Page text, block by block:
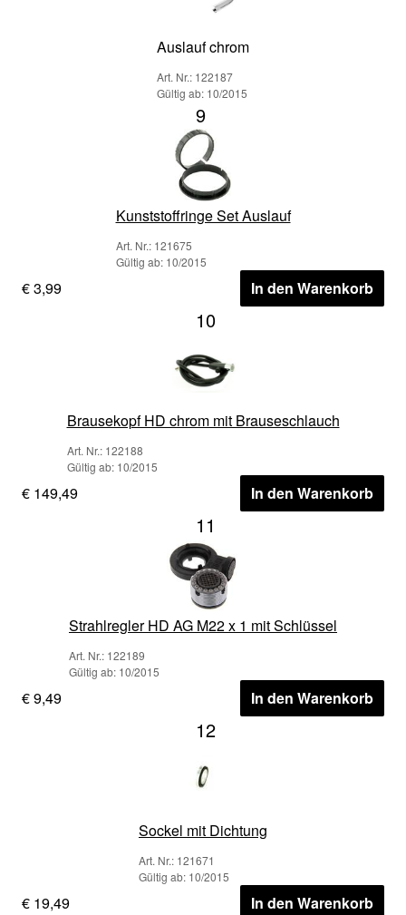
Auslauf chrom
Art. Nr.: 122187
Gültig ab: 10/2015
9
Kunststoffringe Set Auslauf
Art. Nr.: 121675
Gültig ab: 10/2015
€ 3,99 In den Warenkorb
10
Brausekopf HD chrom mit Brauseschlauch
Art. Nr.: 122188
Gültig ab: 10/2015
€ 149,49 In den Warenkorb
11
Strahlregler HD AG M22 x 1 mit Schlüssel
Art. Nr.: 122189
Gültig ab: 10/2015
€ 9,49 In den Warenkorb
12
Sockel mit Dichtung
Art. Nr.: 121671
Gültig ab: 10/2015
€ 19,49 In den Warenkorb